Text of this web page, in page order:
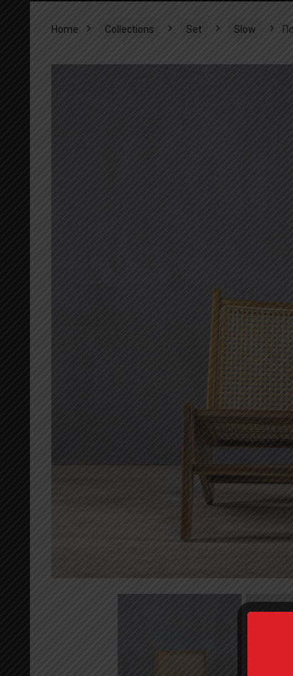
Home Collections Set Slow